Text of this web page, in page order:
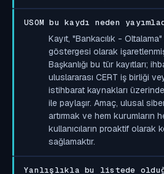
USOM bu kaydı neden
Kayıt, "Bankacılık -
göstergesi olarak
Başkanlığı bu tür kayıtları;
uluslararası CERT iş birliği
istihbarat kaynakları
ile paylaşır. Amaç, ulusal
artırmak ve hem kurumların
kullanıcıların proaktif olarak
sağlamaktır.
Yanlışlıkla bu listede